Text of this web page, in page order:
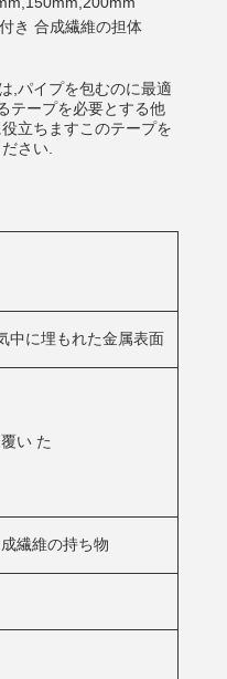
き 合成繊維の担体
,パイプを包むのに最適
テープを必要とする他
立ちますこのテープを
さい.
中に埋もれた金属表面
い た
繊維の持ち物